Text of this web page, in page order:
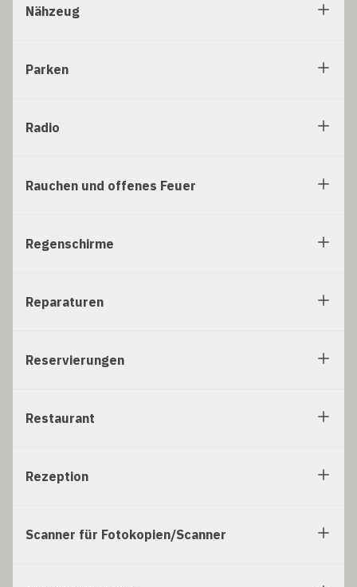
Nähzeug
Parken
Radio
Rauchen und offenes Feuer
Regenschirme
Reparaturen
Reservierungen
Restaurant
Rezeption
Scanner für Fotokopien/Scanner